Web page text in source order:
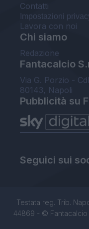
Contatti
Impostazioni
Lavora con noi
Chi siamo
Redazione
Fantacalcio
Via G. Porzio -
80143, Napoli
Pubblicità su
Seguici sui
Testata reg. Trib.
44869 - © Fantacalcio